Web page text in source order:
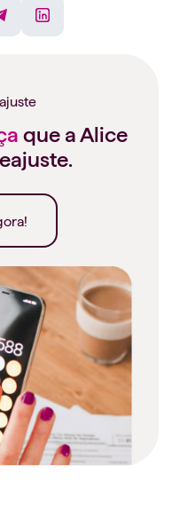
TelegramLinkedin
que a Alice